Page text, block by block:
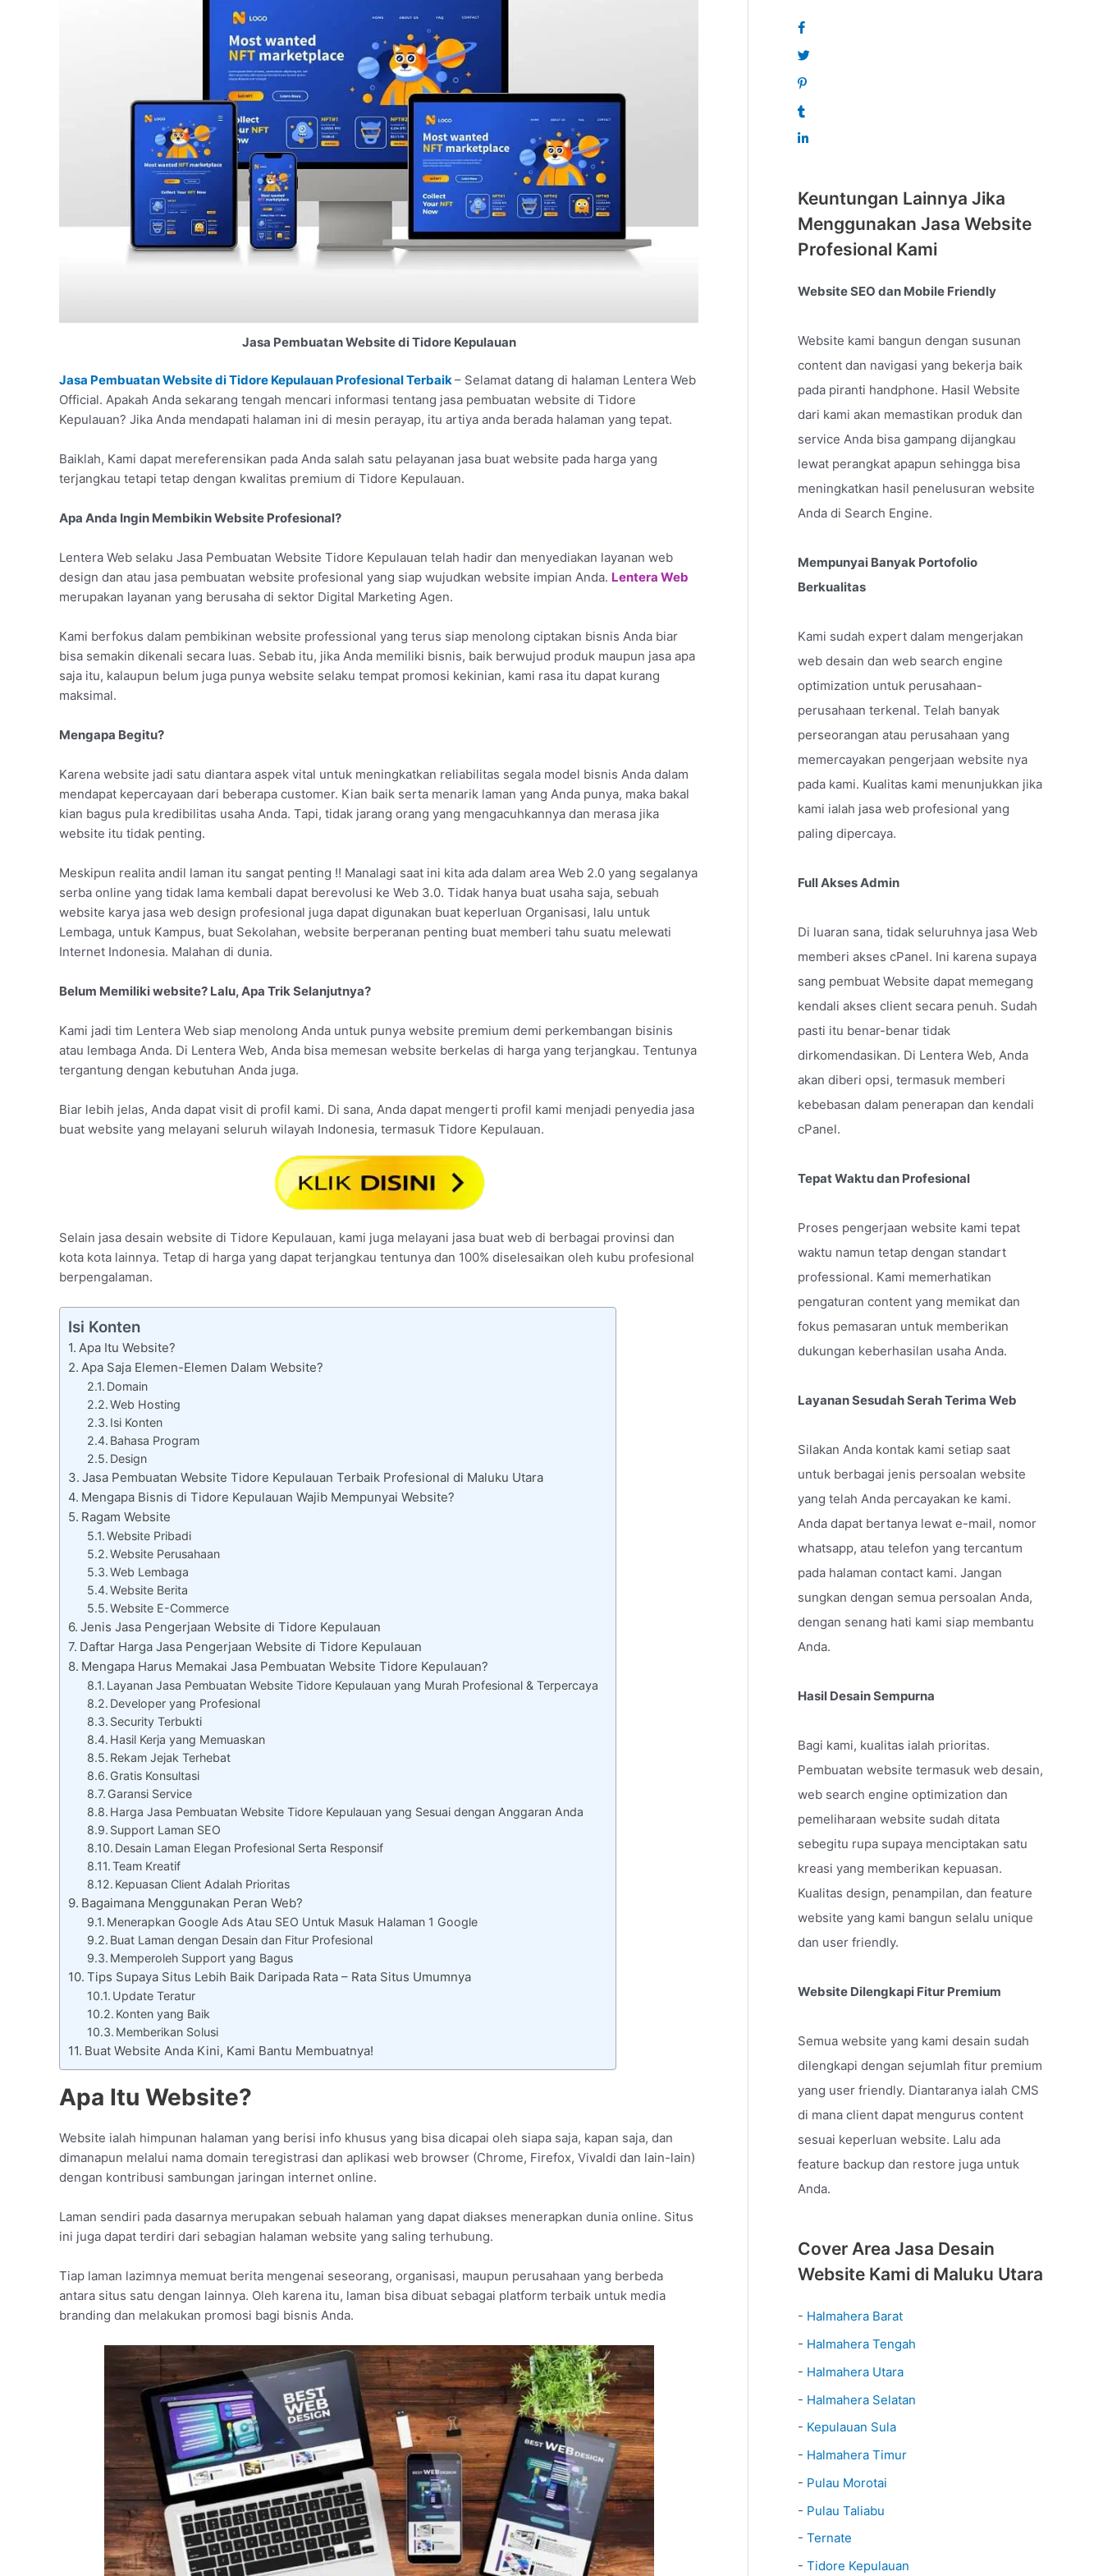
Jasa Pembuatan Website di Tidore Kepulauan
Jasa Pembuatan Website di Tidore Kepulauan Profesional Terbaik– Selamat datang di halaman Lentera Web
Official. Apakah Anda sekarang tengah mencari informasi tentang jasa pembuatan website di Tidore
Kepulauan? Jika Anda mendapati halaman ini di mesin perayap, itu artiya anda berada halaman yang tepat.
Baiklah, Kami dapat mereferensikan pada Anda salah satu pelayanan jasa buat website pada harga yang
terjangkau tetapi tetap dengan kwalitas premium di Tidore Kepulauan.
Apa Anda Ingin Membikin Website Profesional?
Lentera Web selaku Jasa Pembuatan Website Tidore Kepulauan telah hadir dan menyediakan layanan web
design dan atau jasa pembuatan website profesional yang siap wujudkan website impian Anda. Lentera Web
merupakan layanan yang berusaha di sektor Digital Marketing Agen.
Kami berfokus dalam pembikinan website professional yang terus siap menolong ciptakan bisnis Anda biar
bisa semakin dikenali secara luas. Sebab itu, jika Anda memiliki bisnis, baik berwujud produk maupun jasa apa
saja itu, kalaupun belum juga punya website selaku tempat promosi kekinian, kami rasa itu dapat kurang
maksimal.
Mengapa Begitu?
Karena website jadi satu diantara aspek vital untuk meningkatkan reliabilitas segala model bisnis Anda dalam
mendapat kepercayaan dari beberapa customer. Kian baik serta menarik laman yang Anda punya, maka bakal
kian bagus pula kredibilitas usaha Anda. Tapi, tidak jarang orang yang mengacuhkannya dan merasa jika
website itu tidak penting.
Meskipun realita andil laman itu sangat penting !! Manalagi saat ini kita ada dalam area Web 2.0 yang segalanya
serba online yang tidak lama kembali dapat berevolusi ke Web 3.0. Tidak hanya buat usaha saja, sebuah
website karya jasa web design profesional juga dapat digunakan buat keperluan Organisasi, lalu untuk
Lembaga, untuk Kampus, buat Sekolahan, website berperanan penting buat memberi tahu suatu melewati
Internet Indonesia. Malahan di dunia.
Belum Memiliki website? Lalu, Apa Trik Selanjutnya?
Kami jadi tim Lentera Web siap menolong Anda untuk punya website premium demi perkembangan bisinis
atau lembaga Anda. Di Lentera Web, Anda bisa memesan website berkelas di harga yang terjangkau. Tentunya
tergantung dengan kebutuhan Anda juga.
Biar lebih jelas, Anda dapat visit di profil kami. Di sana, Anda dapat mengerti profil kami menjadi penyedia jasa
buat website yang melayani seluruh wilayah Indonesia, termasuk Tidore Kepulauan.
Selain jasa desain website di Tidore Kepulauan, kami juga melayani jasa buat web di berbagai provinsi dan
kota kota lainnya. Tetap di harga yang dapat terjangkau tentunya dan 100% diselesaikan oleh kubu profesional
berpengalaman.
Isi Konten
Apa Itu Website?
Apa Saja Elemen-Elemen Dalam Website?
Domain
Web Hosting
Isi Konten
Bahasa Program
Design
Jasa Pembuatan Website Tidore Kepulauan Terbaik Profesional di Maluku Utara
Mengapa Bisnis di Tidore Kepulauan Wajib Mempunyai Website?
Ragam Website
Website Pribadi
Website Perusahaan
Web Lembaga
Website Berita
Website E-Commerce
Jenis Jasa Pengerjaan Website di Tidore Kepulauan
Daftar Harga Jasa Pengerjaan Website di Tidore Kepulauan
Mengapa Harus Memakai Jasa Pembuatan Website Tidore Kepulauan?
Layanan Jasa Pembuatan Website Tidore Kepulauan yang Murah Profesional & Terpercaya
Developer yang Profesional
Security Terbukti
Hasil Kerja yang Memuaskan
Rekam Jejak Terhebat
Gratis Konsultasi
Garansi Service
Harga Jasa Pembuatan Website Tidore Kepulauan yang Sesuai dengan Anggaran Anda
Support Laman SEO
Desain Laman Elegan Profesional Serta Responsif
Team Kreatif
Kepuasan Client Adalah Prioritas
Bagaimana Menggunakan Peran Web?
Menerapkan Google Ads Atau SEO Untuk Masuk Halaman 1 Google
Buat Laman dengan Desain dan Fitur Profesional
Memperoleh Support yang Bagus
Tips Supaya Situs Lebih Baik Daripada Rata – Rata Situs Umumnya
Update Teratur
Konten yang Baik
Memberikan Solusi
Buat Website Anda Kini, Kami Bantu Membuatnya!
Apa Itu Website?
Website ialah himpunan halaman yang berisi info khusus yang bisa dicapai oleh siapa saja, kapan saja, dan
dimanapun melalui nama domain teregistrasi dan aplikasi web browser (Chrome, Firefox, Vivaldi dan lain-lain)
dengan kontribusi sambungan jaringan internet online.
Laman sendiri pada dasarnya merupakan sebuah halaman yang dapat diakses menerapkan dunia online. Situs
ini juga dapat terdiri dari sebagian halaman website yang saling terhubung.
Tiap laman lazimnya memuat berita mengenai seseorang, organisasi, maupun perusahaan yang berbeda
antara situs satu dengan lainnya. Oleh karena itu, laman bisa dibuat sebagai platform terbaik untuk media
branding dan melakukan promosi bagi bisnis Anda.
Keuntungan Lainnya Jika
Menggunakan Jasa Website
Profesional Kami
Website SEO dan Mobile Friendly
Website kami bangun dengan susunan
content dan navigasi yang bekerja baik
pada piranti handphone. Hasil Website
dari kami akan memastikan produk dan
service Anda bisa gampang dijangkau
lewat perangkat apapun sehingga bisa
meningkatkan hasil penelusuran website
Anda di Search Engine.
Mempunyai Banyak Portofolio
Berkualitas
Kami sudah expert dalam mengerjakan
web desain dan web search engine
optimization untuk perusahaan-
perusahaan terkenal. Telah banyak
perseorangan atau perusahaan yang
memercayakan pengerjaan website nya
pada kami. Kualitas kami menunjukkan jika
kami ialah jasa web profesional yang
paling dipercaya.
Full Akses Admin
Di luaran sana, tidak seluruhnya jasa Web
memberi akses cPanel. Ini karena supaya
sang pembuat Website dapat memegang
kendali akses client secara penuh. Sudah
pasti itu benar-benar tidak
dirkomendasikan. Di Lentera Web, Anda
akan diberi opsi, termasuk memberi
kebebasan dalam penerapan dan kendali
cPanel.
Tepat Waktu dan Profesional
Proses pengerjaan website kami tepat
waktu namun tetap dengan standart
professional. Kami memerhatikan
pengaturan content yang memikat dan
fokus pemasaran untuk memberikan
dukungan keberhasilan usaha Anda.
Layanan Sesudah Serah Terima Web
Silakan Anda kontak kami setiap saat
untuk berbagai jenis persoalan website
yang telah Anda percayakan ke kami.
Anda dapat bertanya lewat e-mail, nomor
whatsapp, atau telefon yang tercantum
pada halaman contact kami. Jangan
sungkan dengan semua persoalan Anda,
dengan senang hati kami siap membantu
Anda.
Hasil Desain Sempurna
Bagi kami, kualitas ialah prioritas.
Pembuatan website termasuk web desain,
web search engine optimization dan
pemeliharaan website sudah ditata
sebegitu rupa supaya menciptakan satu
kreasi yang memberikan kepuasan.
Kualitas design, penampilan, dan feature
website yang kami bangun selalu unique
dan user friendly.
Website Dilengkapi Fitur Premium
Semua website yang kami desain sudah
dilengkapi dengan sejumlah fitur premium
yang user friendly. Diantaranya ialah CMS
di mana client dapat mengurus content
sesuai keperluan website. Lalu ada
feature backup dan restore juga untuk
Anda.
Cover Area Jasa Desain
Website Kami di Maluku Utara
- Halmahera Barat
- Halmahera Tengah
- Halmahera Utara
- Halmahera Selatan
- Kepulauan Sula
- Halmahera Timur
- Pulau Morotai
- Pulau Taliabu
- Ternate
- Tidore Kepulauan